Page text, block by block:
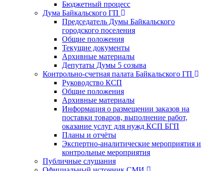
Бюджетный процесс
Дума Байкальского ГП
Председатель Думы Байкальского
городского поселения
Общие положения
Текущие документы
Архивные материалы
Депутаты Думы 5 созыва
Контрольно-счетная палата Байкальского ГП
Руководство КСП
Общие положения
Архивные материалы
Информация о размещении заказов на
поставки товаров, выполнение работ,
оказание услуг для нужд КСП БГП
Планы и отчёты
Экспертно-аналитические мероприятия и
контрольные мероприятия
Публичные слушания